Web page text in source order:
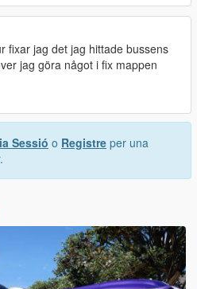
fixar jag det jag hittade bussens
jag göra något i fix mappen
Sessió o Registre per una